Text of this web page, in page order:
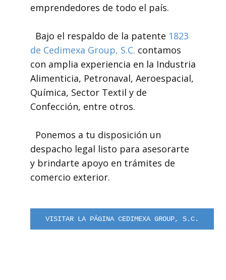
emprendedores de todo el país.
Bajo el respaldo de la patente 1823
de Cedimexa Group, S.C. contamos
con amplia experiencia en la Industria
Alimenticia, Petronaval, Aeroespacial,
Química, Sector Textil y de
Confección, entre otros.
Ponemos a tu disposición un
despacho legal listo para asesorarte
y brindarte apoyo en trámites de
comercio exterior.
VISITAR LA PÁGINA CEDIMEXA GROUP, S.C.